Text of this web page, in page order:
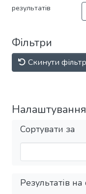
результатів
Фільтри
Скинути
Налаштування
Сортувати за
Результатів на